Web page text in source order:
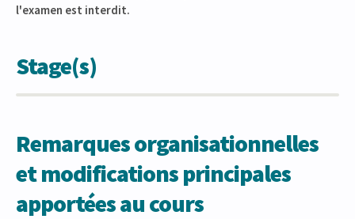
l'examen est interdit.
Stage(s)
Remarques organisationnelles
et modifications principales
apportées au cours